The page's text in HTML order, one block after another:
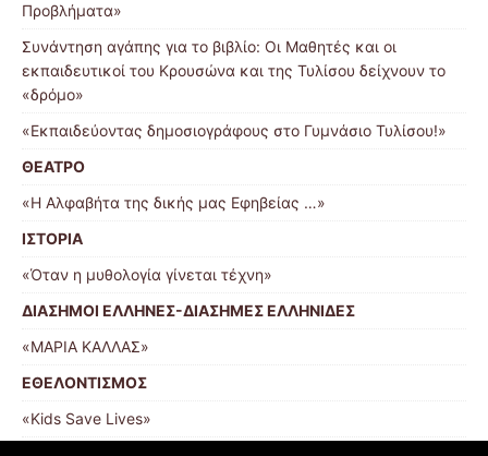
Προβλήματα»
Συνάντηση αγάπης για το βιβλίο: Οι Μαθητές και οι
εκπαιδευτικοί του Κρουσώνα και της Τυλίσου δείχνουν το
«δρόμο»
«Εκπαιδεύοντας δημοσιογράφους στο Γυμνάσιο Τυλίσου!»
ΘΕΑΤΡΟ
«Η Αλφαβήτα της δικής μας Εφηβείας …»
ΙΣΤΟΡΙΑ
«Όταν η μυθολογία γίνεται τέχνη»
ΔΙΑΣΗΜΟΙ ΕΛΛΗΝΕΣ-ΔΙΑΣΗΜΕΣ ΕΛΛΗΝΙΔΕΣ
«ΜΑΡΙΑ ΚΑΛΛΑΣ»
ΕΘΕΛΟΝΤΙΣΜΟΣ
«Kids Save Lives»